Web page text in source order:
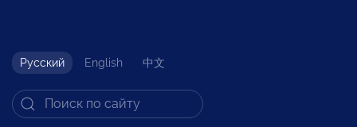
Русский English 中文